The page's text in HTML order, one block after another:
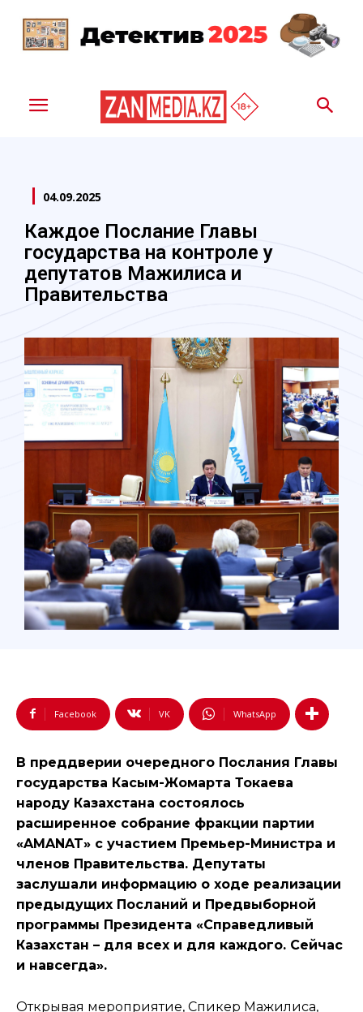
04.09.2025
Каждое Послание Главы
государства на контроле у
депутатов Мажилиса и
Правительства
Facebook VK WhatsApp
В преддверии очередного Послания Главы
государства Касым-Жомарта Токаева
народу Казахстана состоялось
расширенное собрание фракции партии
«AMANAT» с участием Премьер-Министра и
членов Правительства. Депутаты
заслушали информацию о ходе реализации
предыдущих Посланий и Предвыборной
программы Президента «Справедливый
Казахстан – для всех и для каждого. Сейчас
и навсегда».
Открывая мероприятие, Спикер Мажилиса,